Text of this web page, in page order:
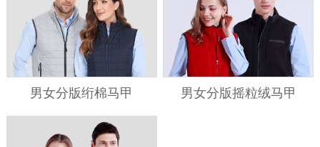
男女分版绗棉马甲 男女分版摇粒绒马甲